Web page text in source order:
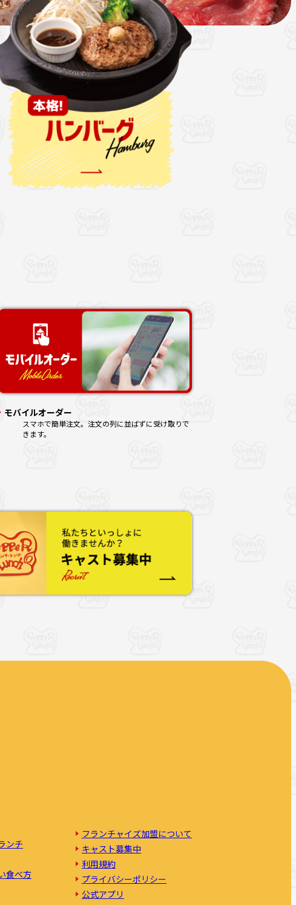
モバイルオーダー
スマホで簡単注文。注文の列に並ばずに受け取りで
きます。
ンチ
食べ方
フランチャイズ加盟について
キャスト募集中
利用規約
プライバシーポリシー
公式アプリ